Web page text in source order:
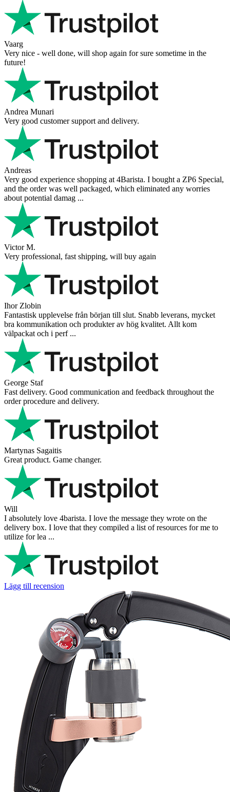
Vaarg
Very nice - well done, will shop again for sure sometime in the
future!
Andrea Munari
Very good customer support and delivery.
Andreas
Very good experience shopping at 4Barista. I bought a ZP6 Special,
and the order was well packaged, which eliminated any worries
about potential damag ...
Victor M.
Very professional, fast shipping, will buy again
Ihor Zlobin
Fantastisk upplevelse från början till slut. Snabb leverans, mycket
bra kommunikation och produkter av hög kvalitet. Allt kom
välpackat och i perf ...
George Staf
Fast delivery. Good communication and feedback throughout the
order procedure and delivery.
Martynas Sagaitis
Great product. Game changer.
Will
I absolutely love 4barista. I love the message they wrote on the
delivery box. I love that they compiled a list of resources for me to
utilize for lea ...
Lägg till recension